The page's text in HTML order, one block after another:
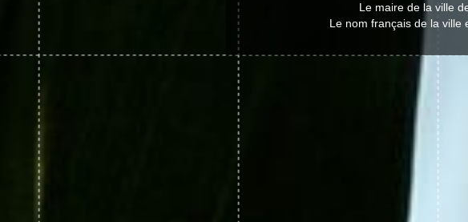
Le maire de la ville
Le nom français de la ville